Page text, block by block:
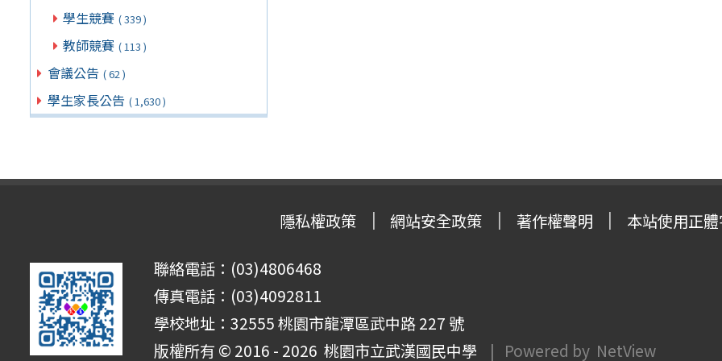
學生競賽 ( 339 )
教師競賽 ( 113 )
會議公告 ( 62 )
學生家長公告 ( 1,630 )
隱私權政策 網站安全政策 著作權聲明 本站使用正
聯絡電話：(03)4806468
傳真電話：(03)4092811
學校地址：32555 桃園市龍潭區武中路 227 號
版權所有 © 2016 - 2026 桃園市立武漢國民中學 | Powered by NetView